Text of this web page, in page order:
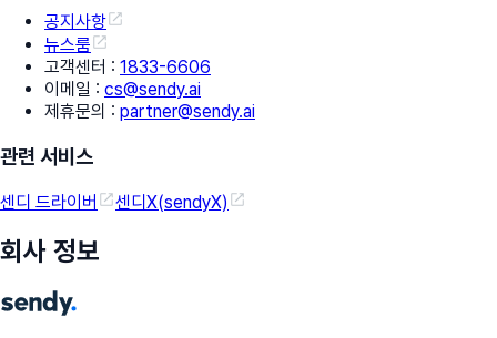
공지사항
뉴스룸
고객센터 : 1833-6606
이메일 : cs@sendy.ai
제휴문의 : partner@sendy.ai
관련 서비스
센디 드라이버 센디X(sendyX)
회사 정보